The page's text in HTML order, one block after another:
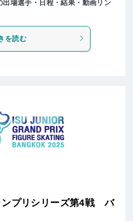
場選手・日程・結果・動画リン
を読む
ンプリシリーズ第4戦 バ